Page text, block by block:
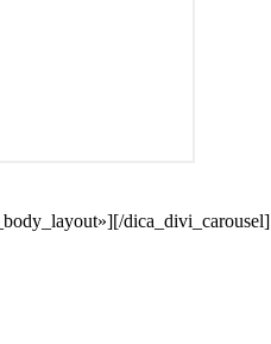
dica_divi_carousel]